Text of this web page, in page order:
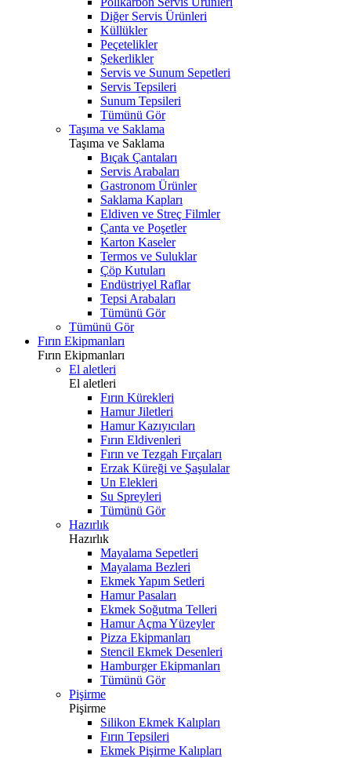
Diğer Servis Ürünleri
Küllükler
Peçetelikler
Şekerlikler
Servis ve Sunum Sepetleri
Servis Tepsileri
Sunum Tepsileri
Tümünü Gör
Taşıma ve Saklama
Taşıma ve Saklama
Bıçak Çantaları
Servis Arabaları
Gastronom Ürünler
Saklama Kapları
Eldiven ve Streç Filmler
Çanta ve Poşetler
Karton Kaseler
Termos ve Suluklar
Çöp Kutuları
Endüstriyel Raflar
Tepsi Arabaları
Tümünü Gör
Tümünü Gör
Fırın Ekipmanları
Fırın Ekipmanları
El aletleri
El aletleri
Fırın Kürekleri
Hamur Jiletleri
Hamur Kazıyıcıları
Fırın Eldivenleri
Fırın ve Tezgah Fırçaları
Erzak Küreği ve Şaşulalar
Un Elekleri
Su Spreyleri
Tümünü Gör
Hazırlık
Hazırlık
Mayalama Sepetleri
Mayalama Bezleri
Ekmek Yapım Setleri
Hamur Pasaları
Ekmek Soğutma Telleri
Hamur Açma Yüzeyler
Pizza Ekipmanları
Stencil Ekmek Desenleri
Hamburger Ekipmanları
Tümünü Gör
Pişirme
Pişirme
Silikon Ekmek Kalıpları
Fırın Tepsileri
Ekmek Pişirme Kalıpları